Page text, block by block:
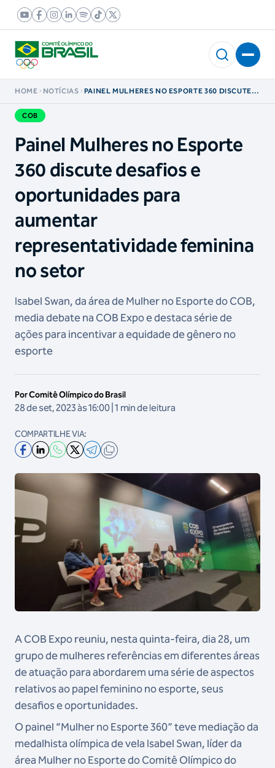
HOME NOTÍCIAS
PAINEL MULHERES NO ESPORTE 360 DISCUTE
COB
Painel Mulheres no Esporte
360 discute desafios e
oportunidades para
aumentar
representatividade feminina
no setor
Isabel Swan, da área de Mulher no Esporte do COB,
media debate na COB Expo e destaca série de
ações para incentivar a equidade de gênero no
esporte
Por Comitê Olímpico do Brasil
28 de set, 2023 às 16:00 | 1 min de leitura
COMPARTILHE VIA:
A COB Expo reuniu, nesta quinta-feira, dia 28, um
grupo de mulheres referências em diferentes áreas
de atuação para abordarem uma série de aspectos
relativos ao papel feminino no esporte, seus
desafios e oportunidades.
O painel “Mulher no Esporte 360” teve mediação da
medalhista olímpica de vela Isabel Swan, líder da
área Mulher no Esporte do Comitê Olímpico do